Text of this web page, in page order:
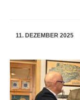
11. DEZEMBER 2025